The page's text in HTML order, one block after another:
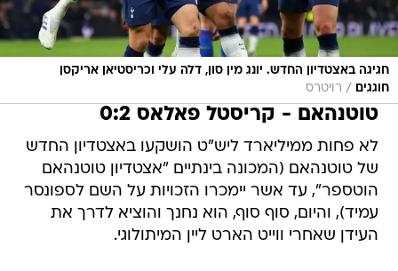
חגיגה באצטדיון החדש. יונג מין סון, דלה עלי וכריסטיאן אריקסן
חוגגים
/ רויטרס
טוטנהאם - קריסטל פאלאס 0:2
לא פחות ממיליארד ליש"ט הושקעו באצטדיון החדש
של טוטנהאם (המכונה בינתיים "אצטדיון טוטנהאם
הוטספר", עד אשר יימכרו הזכויות על השם לספונסר
עמיד), והיום, סוף סוף, הוא נחנך והוציא לדרך את
העידן שאחרי ווייט הארט ליין המיתולוגי.